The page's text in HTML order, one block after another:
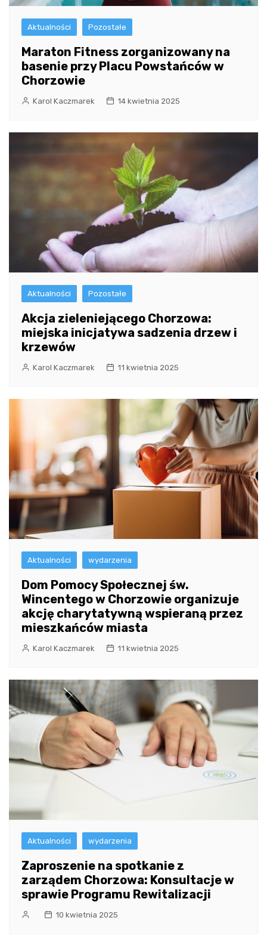
Aktualności Pozostałe
Maraton Fitness zorganizowany na
basenie przy Placu Powstańców w
Chorzowie
Karol Kaczmarek 14 kwietnia 2025
Aktualności Pozostałe
Akcja zieleniejącego Chorzowa:
miejska inicjatywa sadzenia drzew i
krzewów
Karol Kaczmarek 11 kwietnia 2025
Aktualności wydarzenia
Dom Pomocy Społecznej św.
Wincentego w Chorzowie organizuje
akcję charytatywną wspieraną przez
mieszkańców miasta
Karol Kaczmarek 11 kwietnia 2025
Aktualności wydarzenia
Zaproszenie na spotkanie z
zarządem Chorzowa: Konsultacje w
sprawie Programu Rewitalizacji
10 kwietnia 2025